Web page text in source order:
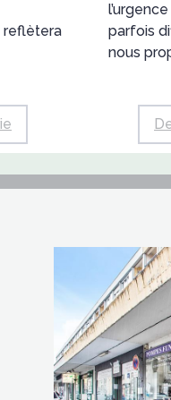
reflètera
parfois
nous